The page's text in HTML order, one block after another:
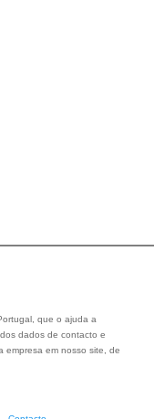
que o ajuda a
dados de contacto e
empresa em nosso site, de